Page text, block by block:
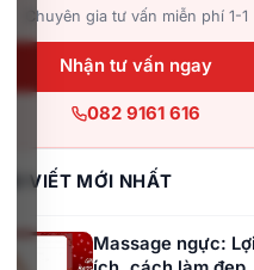
Chuyên gia tư vấn miễn phí 1-1
Nhận tư vấn ngay
082 9161 616
BÀI VIẾT MỚI NHẤT
Massage ngực: Lợi